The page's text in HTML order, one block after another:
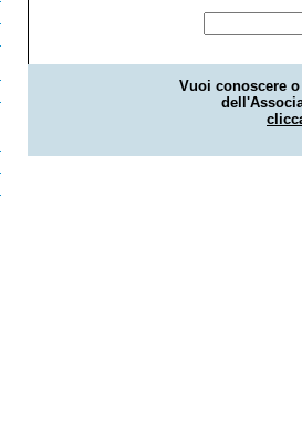
Vuoi conoscere